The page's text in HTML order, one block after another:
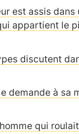
est assis
appartient le
discutent
demande à sa
qui